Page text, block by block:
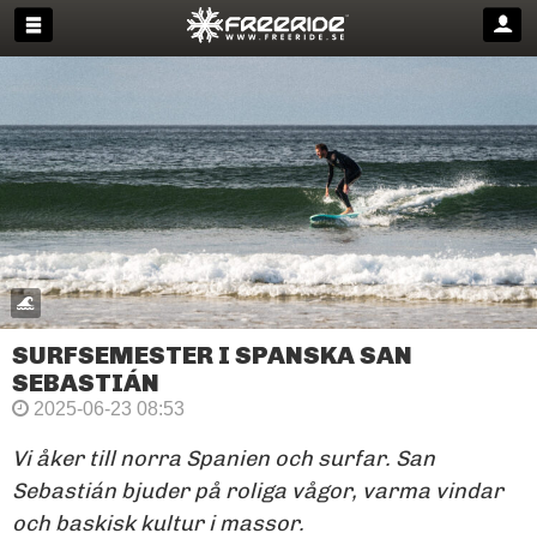
SURFSEMESTER I SPANSKA SAN
SEBASTIÁN
2025-06-23 08:53
Vi åker till norra Spanien och surfar. San
Sebastián bjuder på roliga vågor, varma vindar
och baskisk kultur i massor.